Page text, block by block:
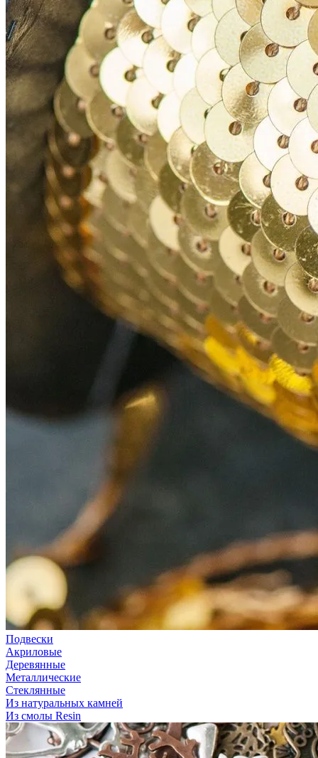
Подвески
Акриловые
Деревянные
Металлические
Стеклянные
Из натуральных камней
Из смолы Resin